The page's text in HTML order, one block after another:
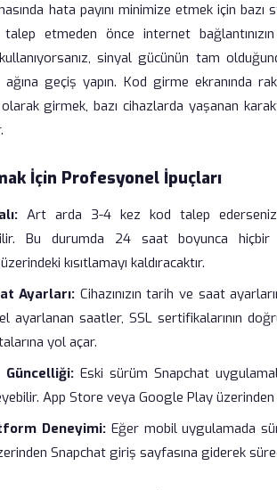
hata payını minimize etmek için bazı
talep etmeden önce internet
sinyal gücünün tam
geçiş yapın. Kod girme ekranında
girmek, bazı cihazlarda yaşanan
İçin Profesyonel İpuçları
Art arda 3-4 kez kod talep
Bu durumda 24 saat boyunca hiçbir
üzerindeki kısıtlamayı kaldıracaktır.
Ayarları: Cihazınızın tarih ve saat
ayarlanan saatler, SSL sertifikalarının
yol açar.
Eski sürüm Snapchat
App Store veya Google Play
Deneyimi:Eğer mobil uygulamada
Snapchat giriş sayfasına giderek